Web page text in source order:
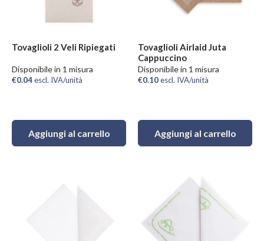
Tovaglioli 2 Veli Ripiegati
Disponibile in 1 misura
€0.04escl. IVA/unità
Aggiungi al carrello
Tovaglioli Airlaid Juta
Cappuccino
Disponibile in 1 misura
€0.10escl. IVA/unità
Aggiungi al carrello